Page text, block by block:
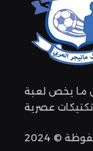
ما يخص لعبة